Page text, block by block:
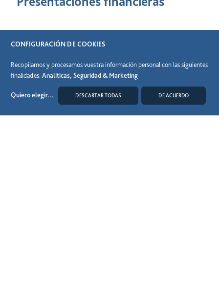
2026
CONFIGURACIÓN DE COOKIES
Recopilamos y procesamos vuestra información personal con las siguientes
finalidades: Analíticas, Seguridad & Marketing
Quiero elegir... DESCARTAR TODAS DE ACUERDO